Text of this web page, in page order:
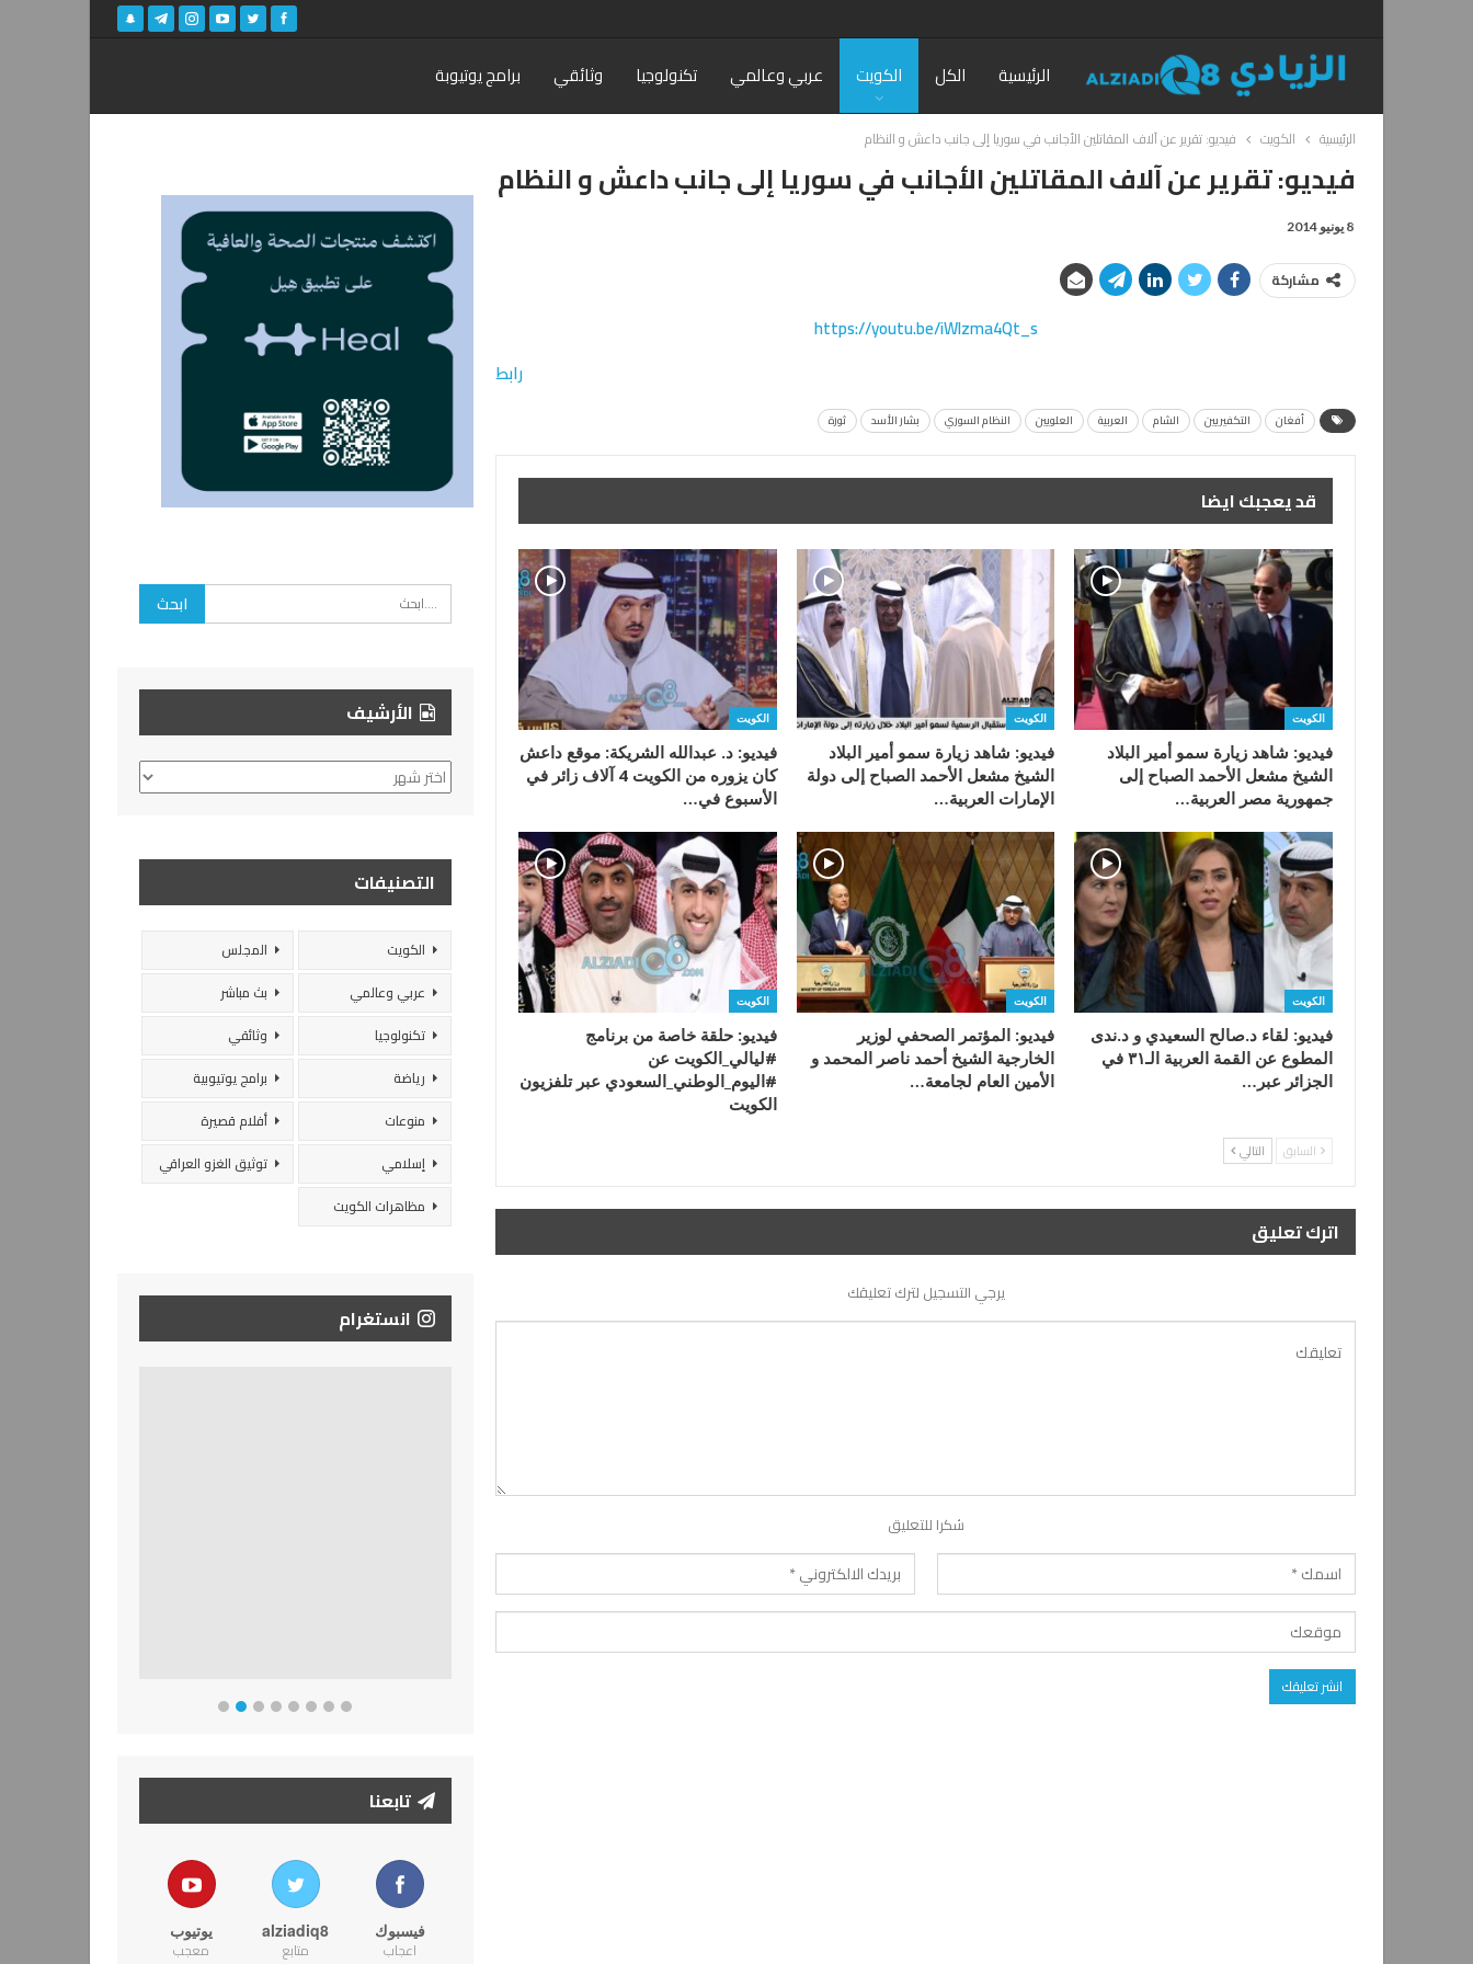
الرئيسية الكل الكويت عربي وعالمي تكنولوجيا وثائقي برامج يوتيوبة
الرئيسية الكويت فيديو: تقرير عن آلاف المقاتلين الأجانب في سوريا إلى جانب داعش و النظام
فيديو: تقرير عن آلاف المقاتلين الأجانب في سوريا إلى جانب داعش و النظام
8 يونيو 2014
مشاركة
https://youtu.be/iWlzma4Qt_s
رابط
أفغان التكفيريين الشام العربية العلويين النظام السوري بشار الأسد ثورة
قد يعجبك ايضا
الكويت
فيديو: شاهد زيارة سمو أمير البلاد
الشيخ مشعل الأحمد الصباح إلى
جمهورية مصر العربية…
الكويت
فيديو: شاهد زيارة سمو أمير البلاد
الشيخ مشعل الأحمد الصباح إلى دولة
الإمارات العربية…
الكويت
فيديو: د. عبدالله الشريكة: موقع داعش
كان يزوره من الكويت 4 آلاف زائر في
الأسبوع في…
الكويت
فيديو: لقاء د.صالح السعيدي و د.ندى
المطوع عن القمة العربية الـ٣١ في
الجزائر عبر…
الكويت
فيديو: المؤتمر الصحفي لوزير
الخارجية الشيخ أحمد ناصر المحمد و
الأمين العام لجامعة…
الكويت
فيديو: حلقة خاصة من برنامج
#ليالي_الكويت عن
#اليوم_الوطني_السعودي عبر تلفزيون
الكويت
السابق التالي
اترك تعليق
يرجي التسجيل لترك تعليقك
شكرا للتعليق
الأرشيف
الأرشيف
التصنيفات
الكويت
المجلس
عربي وعالمي
بث مباشر
تكنولوجيا
وثائقي
رياضة
برامج يوتيوبية
منوعات
أفلام قصيرة
إسلامي
توثيق الغزو العراقي
مظاهرات الكويت
انستغرام
تابعنا
فيسبوك
اعجاب
alziadiq8
متابع
يوتيوب
معجب